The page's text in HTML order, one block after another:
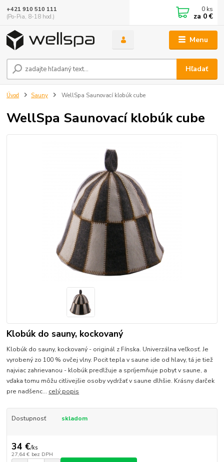
Menu
Hľadať
+421 910 510 111
(Po-Pia, 8-18 hod.)
0 ks
za 0 €
Úvod Sauny WellSpa Saunovací klobúk cube
WellSpa Saunovací klobúk cube
Klobúk do sauny, kockovaný
Klobúk do sauny, kockovaný - originál z Fínska. Univerzálna veľkosť. Je
vyrobený zo 100 % ovčej vlny. Pocit tepla v saune ide od hlavy, tá je tiež
najviac zahrievanou - klobúk predlžuje a spríjemňuje pobyt v saune, a
vďaka tomu môžu citlivejšie osoby vydržať v saune dlhšie. Krásny darček
pre nadšenc... celý popis
Dostupnosť skladom
34 €/ks
27,64 € bez DPH